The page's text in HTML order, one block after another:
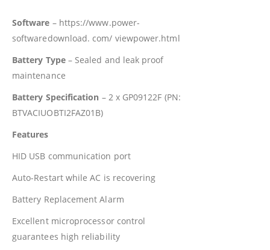
Software – https://www.power-
softwaredownload. com/ viewpower.html
Battery Type– Sealed and leak proof
maintenance
Battery Specification – 2 x GP09122F (PN:
BTVACIUOBTI2FAZ01B)
Features
HID USB communication port
Auto-Restart while AC is recovering
Battery Replacement Alarm
Excellent microprocessor control
guarantees high reliability